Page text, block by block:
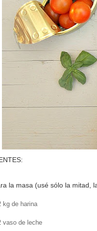
la masa (usé sólo la mitad,
kg de harina
vaso de leche